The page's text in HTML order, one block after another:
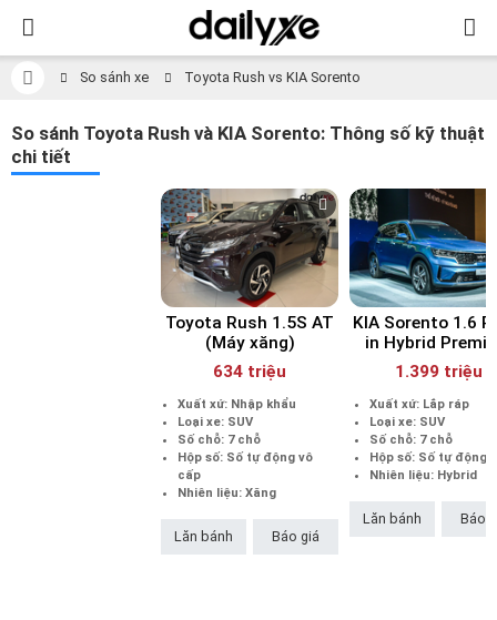
So sánh xe Toyota Rush vs KIA Sorento
So sánh Toyota Rush và KIA Sorento: Thông số kỹ thuật
chi tiết
Toyota Rush 1.5S AT
(Máy xăng)
634 triệu
Xuất xứ: Nhập khẩu
Loại xe: SUV
Số chỗ: 7 chỗ
Hộp số: Số tự động vô
cấp
Nhiên liệu: Xăng
Lăn bánh Báo giá
KIA Sorento 1.6
in Hybrid
1.399 triệu
Xuất xứ: Lắp ráp
Loại xe: SUV
Số chỗ: 7 chỗ
Hộp số: Số tự động
Nhiên liệu: Hybrid
Lăn bánh Báo